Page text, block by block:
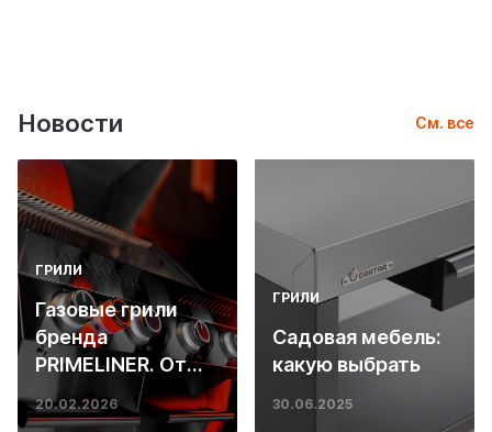
Новости См. все
ГРИЛИ
Газовые грили
бренда
PRIMELINER. От
основ инженерии
до ресторанных
20.02.2026
ГРИЛИ
Садовая мебель:
какую выбрать
30.06.2025